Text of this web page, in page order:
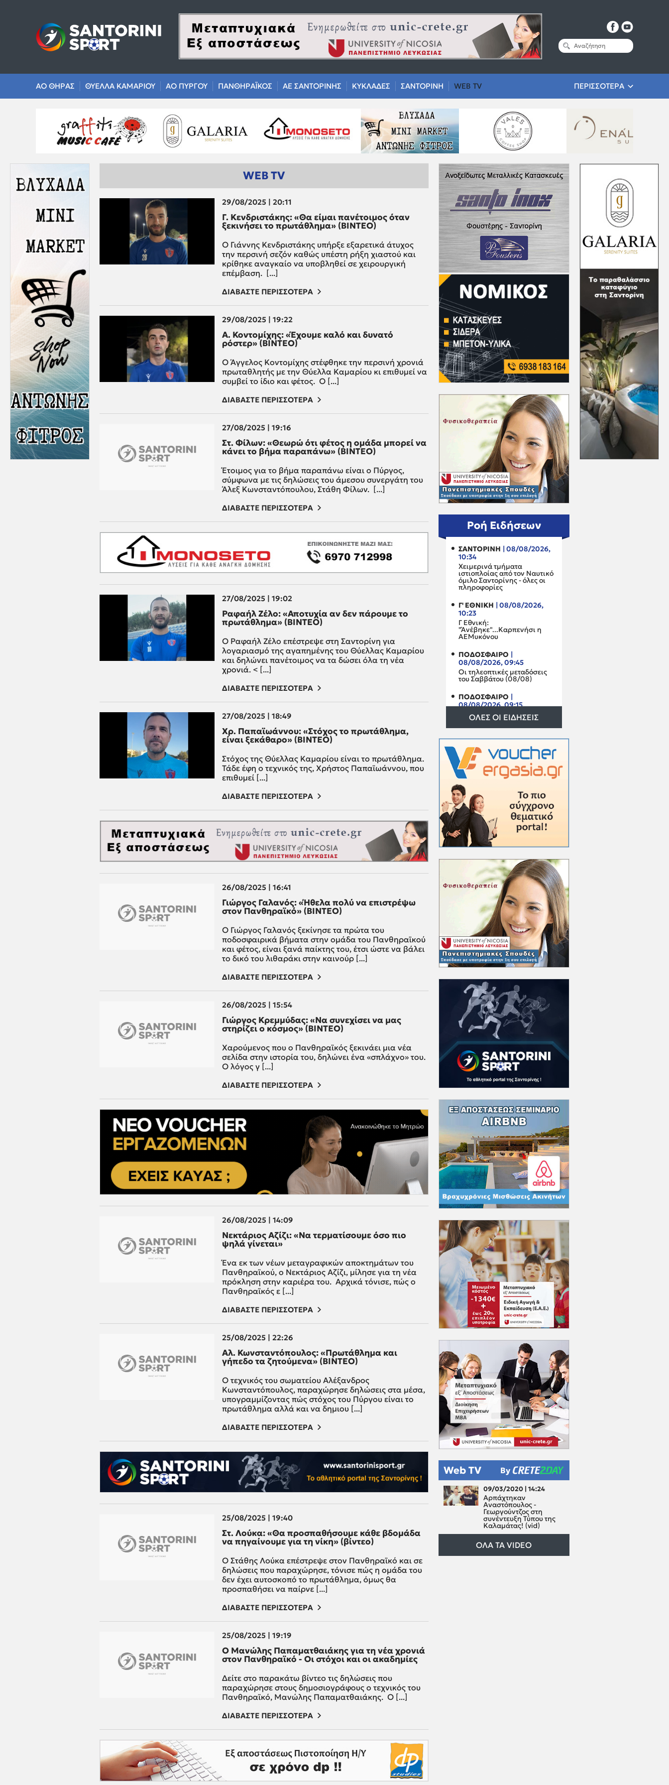
ΑΟ ΘΗΡΑΣ ΘΥΕΛΛΑ ΚΑΜΑΡΙΟΥ ΑΟ ΠΥΡΓΟΥ ΠΑΝΘΗΡΑΪΚΟΣ ΑΕ ΣΑΝΤΟΡΙΝΗΣ ΚΥΚΛΑΔΕΣ ΣΑΝΤΟΡΙΝΗ WEB TV ΠΕΡΙΣΣΟΤΕΡΑ
WEB TV
29/08/2025 | 20:11
Γ. Κενδριστάκης: «Θα είμαι πανέτοιμος όταν
ξεκινήσει το πρωτάθλημα» (ΒΙΝΤΕΟ)
Ο Γιάννης Κενδριστάκης υπήρξε εξαρετικά άτυχος
την περσινή σεζόν καθώς υπέστη ρήξη χιαστού και
κρίθηκε αναγκαίο να υποβληθεί σε χειρουργική
επέμβαση. [...]
ΔΙΑΒΑΣΤΕ ΠΕΡΙΣΣΟΤΕΡΑ
29/08/2025 | 19:22
Α. Κοντομίχης: «Έχουμε καλό και δυνατό
ρόστερ» (ΒΙΝΤΕΟ)
Ο Άγγελος Κοντομίχης στέφθηκε την περσινή χρονιά
πρωταθλητής με την Θύελλα Καμαρίου κι επιθυμεί να
συμβεί το ίδιο και φέτος. Ο [...]
ΔΙΑΒΑΣΤΕ ΠΕΡΙΣΣΟΤΕΡΑ
27/08/2025 | 19:16
Στ. Φίλων: «Θεωρώ ότι φέτος η ομάδα μπορεί να
κάνει το βήμα παραπάνω» (ΒΙΝΤΕΟ)
Έτοιμος για το βήμα παραπάνω είναι ο Πύργος,
σύμφωνα με τις δηλώσεις του άμεσου συνεργάτη του
Άλεξ Κωνσταντόπουλου, Στάθη Φίλων. [...]
ΔΙΑΒΑΣΤΕ ΠΕΡΙΣΣΟΤΕΡΑ
27/08/2025 | 19:02
Ραφαήλ Ζέλο: «Αποτυχία αν δεν πάρουμε το
πρωτάθλημα» (ΒΙΝΤΕΟ)
Ο Ραφαήλ Ζέλο επέστρεψε στη Σαντορίνη για
λογαριασμό της αγαπημένης του Θύελλας Καμαρίου
και δηλώνει πανέτοιμος να τα δώσει όλα τη νέα
χρονιά. < [...]
ΔΙΑΒΑΣΤΕ ΠΕΡΙΣΣΟΤΕΡΑ
27/08/2025 | 18:49
Χρ. Παπαϊωάννου: «Στόχος το πρωτάθλημα,
είναι ξεκάθαρο» (ΒΙΝΤΕΟ)
Στόχος της Θύελλας Καμαρίου είναι το πρωτάθλημα.
Τάδε έφη ο τεχνικός της, Χρήστος Παπαϊωάννου, που
επιθυμεί [...]
ΔΙΑΒΑΣΤΕ ΠΕΡΙΣΣΟΤΕΡΑ
26/08/2025 | 16:41
Γιώργος Γαλανός: «Ήθελα πολύ να επιστρέψω
στον Πανθηραϊκό» (ΒΙΝΤΕΟ)
Ο Γιώργος Γαλανός ξεκίνησε τα πρώτα του
ποδοσφαιρικά βήματα στην ομάδα του Πανθηραϊκού
και φέτος, είναι ξανά παίκτης του, έτσι ώστε να βάλει
το δικό του λιθαράκι στην καινούρ [...]
ΔΙΑΒΑΣΤΕ ΠΕΡΙΣΣΟΤΕΡΑ
26/08/2025 | 15:54
Γιώργος Κρεμμύδας: «Να συνεχίσει να μας
στηρίζει ο κόσμος» (ΒΙΝΤΕΟ)
Χαρούμενος που ο Πανθηραϊκός ξεκινάει μια νέα
σελίδα στην ιστορία του, δηλώνει ένα «σπλάχνο» του.
Ο λόγος γ [...]
ΔΙΑΒΑΣΤΕ ΠΕΡΙΣΣΟΤΕΡΑ
26/08/2025 | 14:09
Νεκτάριος Αζίζι: «Να τερματίσουμε όσο πιο
ψηλά γίνεται»
Ένα εκ των νέων μεταγραφικών αποκτημάτων του
Πανθηραϊκού, ο Νεκτάριος Αζίζι, μίλησε για τη νέα
πρόκληση στην καριέρα του. Αρχικά τόνισε, πώς ο
Πανθηραϊκός ε [...]
ΔΙΑΒΑΣΤΕ ΠΕΡΙΣΣΟΤΕΡΑ
25/08/2025 | 22:26
Αλ. Κωνσταντόπουλος: «Πρωτάθλημα και
γήπεδο τα ζητούμενα» (ΒΙΝΤΕΟ)
Ο τεχνικός του σωματείου Αλέξανδρος
Κωνσταντόπουλος, παραχώρησε δηλώσεις στα μέσα,
υπογραμμίζοντας πώς στόχος του Πύργου είναι το
πρωτάθλημα αλλά και να δημιου [...]
ΔΙΑΒΑΣΤΕ ΠΕΡΙΣΣΟΤΕΡΑ
25/08/2025 | 19:40
Στ. Λούκα: «Θα προσπαθήσουμε κάθε βδομάδα
να πηγαίνουμε για τη νίκη» (βίντεο)
Ο Στάθης Λούκα επέστρεψε στον Πανθηραϊκό και σε
δηλώσεις που παραχώρησε, τόνισε πώς η ομάδα του
δεν έχει αυτοσκοπό το πρωτάθλημα, όμως θα
προσπαθήσει να παίρνε [...]
ΔΙΑΒΑΣΤΕ ΠΕΡΙΣΣΟΤΕΡΑ
25/08/2025 | 19:19
Ο Μανώλης Παπαματθαιάκης για τη νέα χρονιά
στον Πανθηραϊκό - Οι στόχοι και οι ακαδημίες
Δείτε στο παρακάτω βίντεο τις δηλώσεις που
παραχώρησε στους δημοσιογράφους ο τεχνικός του
Πανθηραϊκό, Μανώλης Παπαματθαιάκης. Ο [...]
ΔΙΑΒΑΣΤΕ ΠΕΡΙΣΣΟΤΕΡΑ
Ροή Ειδήσεων
ΣΑΝΤΟΡΙΝΗ | 08/08/2026,
10:34
Χειμερινά τμήματα
ιστιοπλοίας από τον Ναυτικό
όμιλο Σαντορίνης - όλες οι
πληροφορίες
Γ' ΕΘΝΙΚΗ | 08/08/2026,
10:23
Γ Εθνική:
"Άνέβηκε"...Καρπενήσι η
ΑΕΜυκόνου
ΠΟΔΟΣΦΑΙΡΟ |
08/08/2026, 09:45
Οι τηλεοπτικές μεταδόσεις
του Σαββάτου (08/08)
ΠΟΔΟΣΦΑΙΡΟ |
08/08/2026, 09:15
Δείτε τα αθλητικά
πρωτοσέλιδα του Σαββάτου
(8/8)
ΘΥΕΛΛΑ ΚΑΜΑΡΙΟΥ
|
07/08/2026, 16:58
ΕΠΣ Κυκλάδων: Έβαλε
ταχύτητα και ποιότητα στη
¨"μηχανή" της η Θύελλα
Καμαρίου - ανακοίνωσε
Θανάση Ιωαννίδη
ΑΓΟΡΑ ΕΡΓΑΣΙΑΣ |
07/08/2026, 11:15
Πόθεν Έσχες 2026: Πώς να
αποφύγετε τα πρόστιμα
07/08/2026, 10:45
Super League 2: Νέο φιλικό
για Ελλάς Σύρου με Αστέρα
Τρίπολης Β
ΠΟΔΟΣΦΑΙΡΟ |
07/08/2026, 10:20
Βαθμολογία UEFA:
Απομακρύνεται η Ελλάδα
στη μάχη για τη... 10η θέση
ΣΑΝΤΟΡΙΝΗ | 07/08/2026,
10:05
Οι εκδηλώσεις του
the Road» 8-9 Αυγούστου
ΠΟΔΟΣΦΑΙΡΟ |
07/08/2026, 09:50
Δείτε τα αθλητικά
πρωτοσέλιδα της
Παρασκευής (7/8)
ΠΟΔΟΣΦΑΙΡΟ
07/08/2026, 09:35
Οι τηλεοπτικές μεταδόσεις
της Παρασκευής (7/8)
ΑΓΟΡΑ ΕΡΓΑΣΙΑΣ |
07/08/2026, 09:15
Αυτοί είναι οι άνεργοι που
δικαιούνται δωρεάν ένσημα
ΜΠΑΣΚΕΤ | 06/08/2026,
21:28
Μπάσκετ: Σπουδαία
μεταγραφή με Αλεξάνδρα
Κοτσιάφτη για τον A.Σ.Π
Santorini BC Sport
Acedemies
ΠΑΝΘΗΡΑΪΚΟΣ |
06/08/2026, 19:12
Γιώργος Καλαμάτας: Όσο
μπορώ να προσφέρω, θα
συνεχίσω να δίνω τον
καλύτερό μου εαυτό για την
ομάδα
ΠΑΝΘΗΡΑΪΚΟΣ |
06/08/2026, 19:01
ΕΠΣ Κυκλάδων:
Εμπιστοσύνη σε Καλαμάτα ο
Πανθηραικός -
ανακοινώθηκε η ανανέωση
της συνεργασίας
Γ' ΕΘΝΙΚΗ | 06/08/2026,
15:45
Γ Εθνική: Ορίστηκε η
πρεμιέρα των ομίλων - το
αναλυτικό πρόγραμμα της
1ης αγωνιστικής
ΣΑΝΤΟΡΙΝΗ
| 06/08/2026,
13:28
Ηφαίστεια 2026 - Η καρδιά
του ηφαιστείου θα
χτυπήσει... ξανά
ΣΑΝΤΟΡΙΝΗ | 06/08/2026,
09:45
οι αιτήσεις για ...976 θέσεις
ΠΟΔΟΣΦΑΙΡΟ |
06/08/2026, 09:35
Δείτε τα αθλητικά
πρωτοσέλιδα της Πέμπτης
ΠΟΔΟΣΦΑΙΡΟ |
06/08/2026, 09:15
Με ΠΑΟΚ – Άντερλεχτ οι
Πέμπτης [06/08]
ΟΛΕΣ ΟΙ ΕΙΔΗΣΕΙΣ
Web TV By
09/03/2020 | 14:24
Αρπάχτηκαν
Αναστόπουλος -
Γεωργούντζος στη
συνέντευξη Τύπου της
Καλαμάτας! (vid)
ΟΛΑ ΤΑ VIDEO